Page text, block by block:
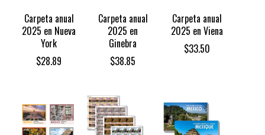
Carpeta anual
2025 en Nueva
York
$28.89
Carpeta anual
2025 en
Ginebra
$38.85
Carpeta anual
2025 en Viena
$33.50